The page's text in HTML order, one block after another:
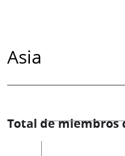
Asia
Total de miembros